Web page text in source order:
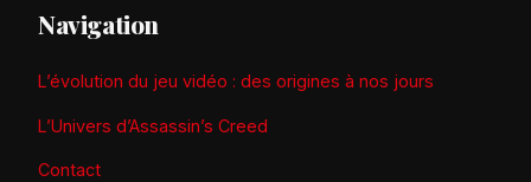
Navigation
L’évolution du jeu vidéo : des origines à nos jours
L’Univers d’Assassin’s Creed
Contact